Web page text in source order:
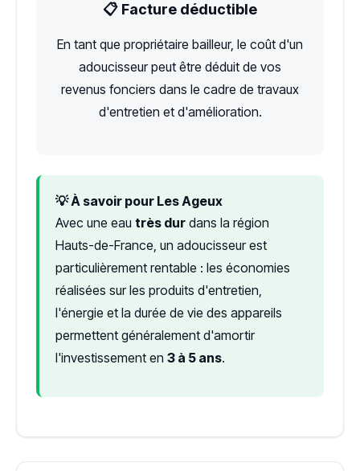
📋 Facture déductible
En tant que propriétaire bailleur, le coût d'un
adoucisseur peut être déduit de vos
revenus fonciers dans le cadre de travaux
d'entretien et d'amélioration.
💡 À savoir pour Les Ageux
Avec une eau très dur dans la région
Hauts-de-France, un adoucisseur est
particulièrement rentable : les économies
réalisées sur les produits d'entretien,
l'énergie et la durée de vie des appareils
permettent généralement d'amortir
l'investissement en 3 à 5 ans.